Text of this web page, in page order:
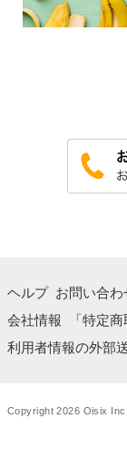
ヘルプ お問い合わ
会社情報
「特定
利用者情報の外部
Copyright 2026 Oisix Inc.